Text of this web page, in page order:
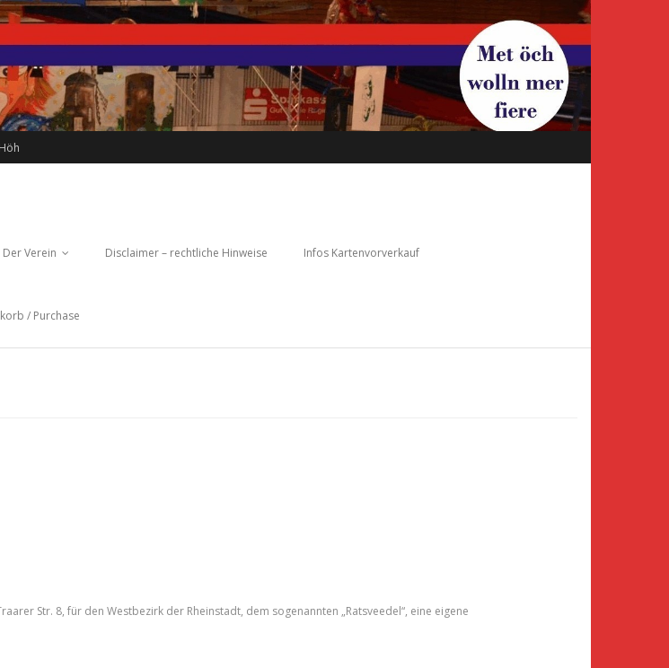
Der Verein Disclaimer – rechtliche Hinweise Infos Kartenvorverkauf
/ Purchase
Str. 8, für den Westbezirk der Rheinstadt, dem sogenannten „Ratsveedel“, eine eigene